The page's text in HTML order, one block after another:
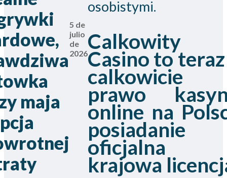
maja
5 de
julio
de
2026
osobistymi.
Calkowity
Casino to
calkowicie
prawo
online na
posiadanie
oficjalna
krajowa